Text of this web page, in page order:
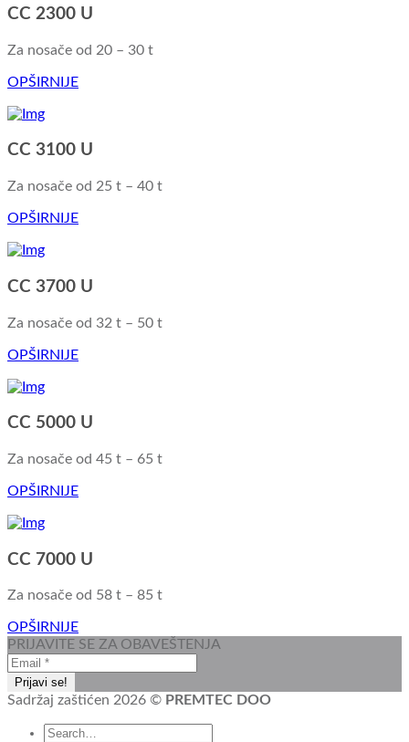
CC 2300 U
Za nosače od 20 – 30 t
OPŠIRNIJE
CC 3100 U
Za nosače od 25 t – 40 t
OPŠIRNIJE
CC 3700 U
Za nosače od 32 t – 50 t
OPŠIRNIJE
CC 5000 U
Za nosače od 45 t – 65 t
OPŠIRNIJE
CC 7000 U
Za nosače od 58 t – 85 t
OPŠIRNIJE
PRIJAVITE SE ZA OBAVEŠTENJA
Sadržaj zaštićen 2026 © PREMTEC DOO